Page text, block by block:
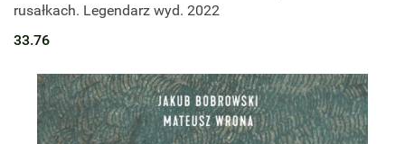
rusałkach. Legendarz wyd. 2022
33.76